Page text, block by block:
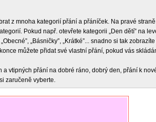
z mnoha kategorií přání a přáníček. Na pravé
Pokud např. otevřete kategorii „Den dětí” na
„Básničky”, „Krátké”... snadno si tak
můžete přidat své vlastní přání, pokud vás
a vtipných přání na dobré ráno, dobrý den, přání k
zaručeně vyberte.